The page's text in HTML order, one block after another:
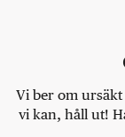
Vi ber om
vi kan, håll ut!